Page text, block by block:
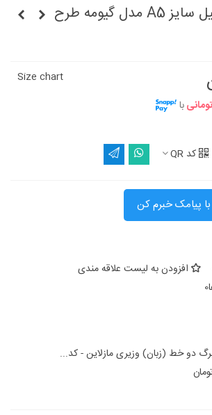
دفتر یادداشت پیل سایز A5 مدل گیومه طرح
با
Size chart
کد QR
پیامک خبرم کن
افزودن به لیست علاقه مندی
0